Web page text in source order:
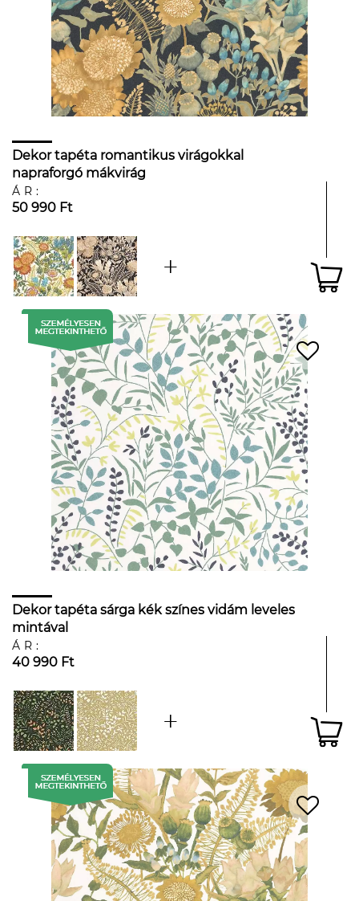
Dekor tapéta romantikus virágokkal
napraforgó mákvirág
ÁR:
50 990 Ft
Dekor tapéta sárga kék színes vidám leveles
mintával
ÁR:
40 990 Ft